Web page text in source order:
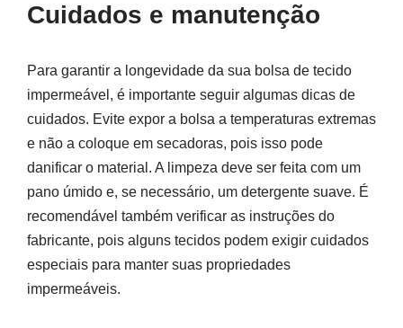
Cuidados e manutenção
Para garantir a longevidade da sua bolsa de tecido
impermeável, é importante seguir algumas dicas de
cuidados. Evite expor a bolsa a temperaturas extremas
e não a coloque em secadoras, pois isso pode
danificar o material. A limpeza deve ser feita com um
pano úmido e, se necessário, um detergente suave. É
recomendável também verificar as instruções do
fabricante, pois alguns tecidos podem exigir cuidados
especiais para manter suas propriedades
impermeáveis.